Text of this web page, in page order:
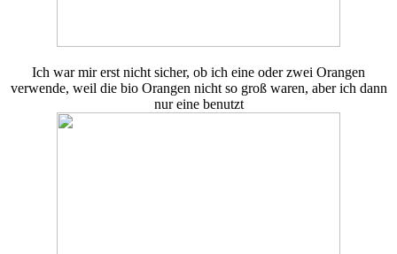
Ich war mir erst nicht sicher, ob ich eine oder zwei Orangen
verwende, weil die bio Orangen nicht so groß waren, aber ich dann
nur eine benutzt